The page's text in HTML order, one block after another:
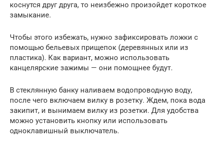
коснутся друг друга, то неизбежно произойдет короткое
замыкание.
Чтобы этого избежать, нужно зафиксировать ложки с
помощью бельевых прищепок (деревянных или из
пластика). Как вариант, можно использовать
канцелярские зажимы — они помощнее будут.
В стеклянную банку наливаем водопроводную воду,
после чего включаем вилку в розетку. Ждем, пока вода
закипит, и вынимаем вилку из розетки. Для удобства
можно установить кнопку или использовать
одноклавишный выключатель.